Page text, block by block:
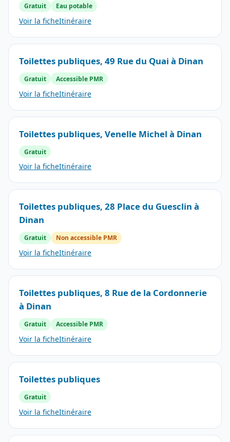
Gratuit Eau potable
Voir la ficheItinéraire
Toilettes publiques, 49 Rue du Quai à Dinan
Gratuit Accessible PMR
Voir la ficheItinéraire
Toilettes publiques, Venelle Michel à Dinan
Gratuit
Voir la ficheItinéraire
Toilettes publiques, 28 Place du Guesclin à
Dinan
Gratuit Non accessible PMR
Voir la ficheItinéraire
Toilettes publiques, 8 Rue de la Cordonnerie
à Dinan
Gratuit Accessible PMR
Voir la ficheItinéraire
Toilettes publiques
Gratuit
Voir la ficheItinéraire